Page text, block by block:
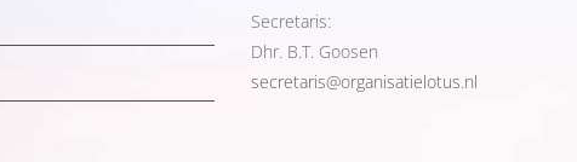
Secretaris:
Dhr. B.T. Goosen
secretaris@organisatielotus.nl